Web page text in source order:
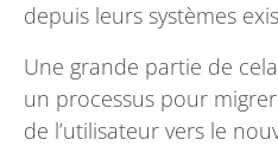
depuis leurs systèmes
Une grande partie de
un processus pour
de l’utilisateur vers le